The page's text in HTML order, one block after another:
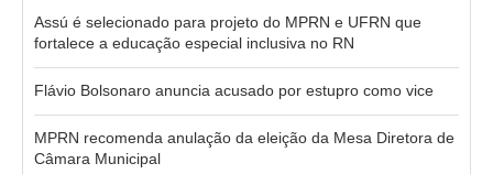
Assú é selecionado para projeto do MPRN e UFRN que
fortalece a educação especial inclusiva no RN
Flávio Bolsonaro anuncia acusado por estupro como vice
MPRN recomenda anulação da eleição da Mesa Diretora de
Câmara Municipal